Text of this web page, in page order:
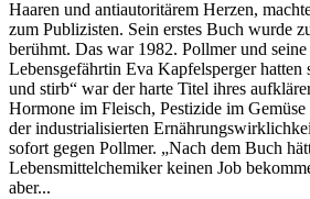
Haaren und antiautoritärem Herzen,
zum Publizisten. Sein erstes Buch wurde
berühmt. Das war 1982. Pollmer und
Lebensgefährtin Eva Kapfelsperger hatten
und stirb“ war der harte Titel ihres
Hormone im Fleisch, Pestizide im Gemüse
der industrialisierten
sofort gegen Pollmer. „Nach dem Buch
Lebensmittelchemiker keinen Job
aber...